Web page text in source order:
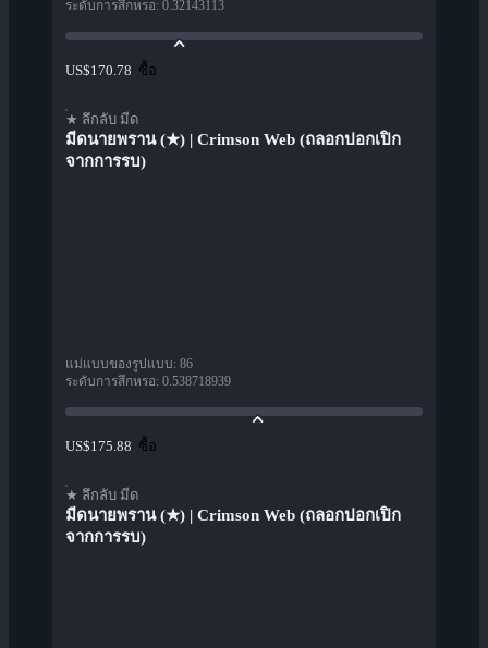
ระดับการสึกหรอ: 0.32143113
US$170.78 ซื้อ
★ ลึกลับ มีด
มีดนายพราน (★) | Crimson Web (ถลอกปอกเปิก
จากการรบ)
แม่แบบของรูปแบบ: 86
ระดับการสึกหรอ: 0.538718939
US$175.88 ซื้อ
★ ลึกลับ มีด
มีดนายพราน (★) | Crimson Web (ถลอกปอกเปิก
จากการรบ)